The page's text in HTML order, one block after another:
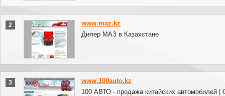
2
www.maz.kz
Дилер МАЗ в Казахстане
3
www.100auto.kz
100 АВТО - продажа китайских автомобилей |